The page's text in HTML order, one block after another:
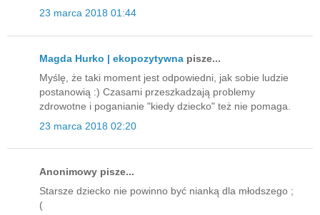
23 marca 2018 01:44
Magda Hurko | ekopozytywna pisze...
Myślę, że taki moment jest odpowiedni, jak sobie ludzie
postanowią :) Czasami przeszkadzają problemy
zdrowotne i poganianie "kiedy dziecko" też nie pomaga.
23 marca 2018 02:20
Anonimowy pisze...
Starsze dziecko nie powinno być nianką dla młodszego ;
(